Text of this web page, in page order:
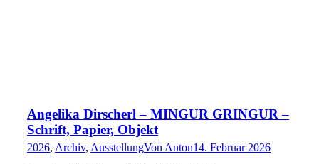
Angelika Dirscherl – MINGUR GRINGUR –
Schrift, Papier, Objekt
2026, Archiv, AusstellungVon Anton14. Februar 2026